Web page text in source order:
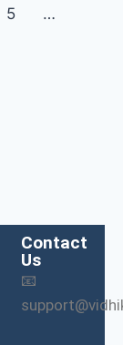
5 …
Contact
Us
📧